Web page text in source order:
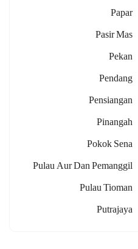
Papar
Pasir Mas
Pekan
Pendang
Pensiangan
Pinangah
Pokok Sena
Pulau Aur Dan Pemanggil
Pulau Tioman
Putrajaya